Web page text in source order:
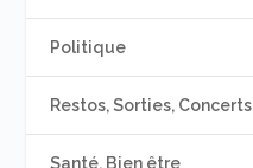
Politique
Restos, Sorties, Concerts
Santé, Bien être